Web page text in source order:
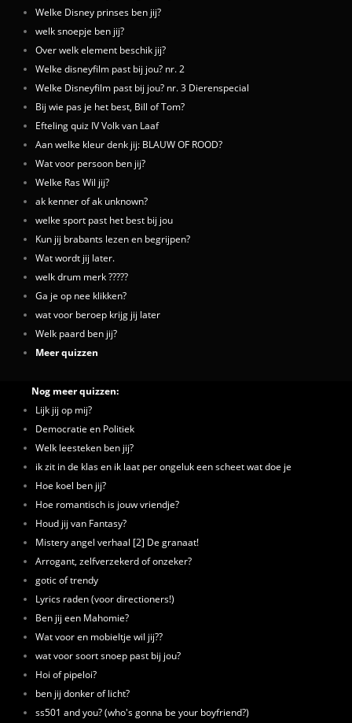
Welke Disney prinses ben jij?
welk snoepje ben jij?
Over welk element beschik jij?
Welke disneyfilm past bij jou? nr. 2
Welke Disneyfilm past bij jou? nr. 3 Dierenspecial
Bij wie pas je het best, Bill of Tom?
Efteling quiz IV Volk van Laaf
Aan welke kleur denk jij: BLAUW OF ROOD?
Wat voor persoon ben jij?
Welke Ras Wil jij?
ak kenner of ak unknown?
welke sport past het best bij jou
Kun jij brabants lezen en begrijpen?
Wat wordt jij later.
welk drum merk ?????
Ga je op nee klikken?
wat voor beroep krijg jij later
Welk paard ben jij?
Meer quizzen
Nog meer quizzen:
Lijk jij op mij?
Democratie en Politiek
Welk leesteken ben jij?
ik zit in de klas en ik laat per ongeluk een scheet wat doe je
Hoe koel ben jij?
Hoe romantisch is jouw vriendje?
Houd jij van Fantasy?
Mistery angel verhaal [2] De granaat!
Arrogant, zelfverzekerd of onzeker?
gotic of trendy
Lyrics raden (voor directioners!)
Ben jij een Mahomie?
Wat voor en mobieltje wil jij??
wat voor soort snoep past bij jou?
Hoi of pipeloi?
ben jij donker of licht?
ss501 and you? (who's gonna be your boyfriend?)